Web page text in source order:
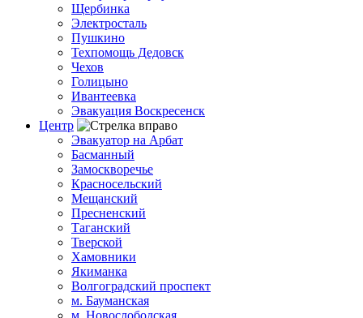
Щербинка
Электросталь
Пушкино
Техпомощь Дедовск
Чехов
Голицыно
Ивантеевка
Эвакуация Воскресенск
Центр
Эвакуатор на Арбат
Басманный
Замоскворечье
Красносельский
Мещанский
Пресненский
Таганский
Тверской
Хамовники
Якиманка
Волгоградский проспект
м. Бауманская
м. Новослободская